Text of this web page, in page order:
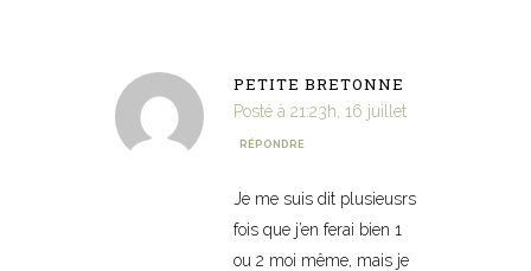
PETITE BRETONNE
Posté à 21:23h, 16 juillet
RÉPONDRE
Je me suis dit plusieusrs
fois que j’en ferai bien 1
ou 2 moi même, mais je